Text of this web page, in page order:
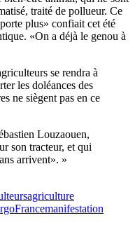
traité de pollueur. Ce
plus» confiait cet été
«On a déjà le genou à
se rendra à
les doléances des
ne siègent pas en ce
Louzaouen,
son tracteur, et qui
arrivent». »
agriculture
Francemanifestation